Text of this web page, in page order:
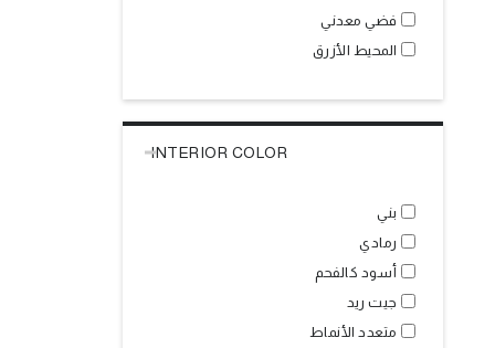
فضي معدني
المحيط الأزرق
INTERIOR COLOR
بني
رمادي
أسود كالفحم
جيت ريد
متعدد الأنماط